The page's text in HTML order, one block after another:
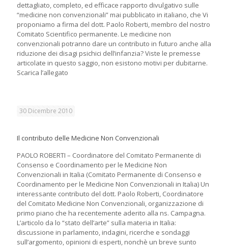
dettagliato, completo, ed efficace rapporto divulgativo sulle
“medicine non convenzionali” mai pubblicato in italiano, che Vi
proponiamo a firma del dott. Paolo Roberti, membro del nostro
Comitato Scientifico permanente. Le medicine non
convenzionali potranno dare un contributo in futuro anche alla
riduzione dei disagi psichici dell’infanzia? Viste le premesse
articolate in questo saggio, non esistono motivi per dubitarne.
Scarica l’allegato
30 Dicembre 2010
Il contributo delle Medicine Non Convenzionali
PAOLO ROBERTI – Coordinatore del Comitato Permanente di
Consenso e Coordinamento per le Medicine Non
Convenzionali in Italia (Comitato Permanente di Consenso e
Coordinamento per le Medicine Non Convenzionali in Italia) Un
interessante contributo del dott. Paolo Roberti, Coordinatore
del Comitato Medicine Non Convenzionali, organizzazione di
primo piano che ha recentemente aderito alla ns. Campagna.
L’articolo da lo “stato dell’arte” sulla materia in Italia:
discussione in parlamento, indagini, ricerche e sondaggi
sull’argomento, opinioni di esperti, nonchè un breve sunto